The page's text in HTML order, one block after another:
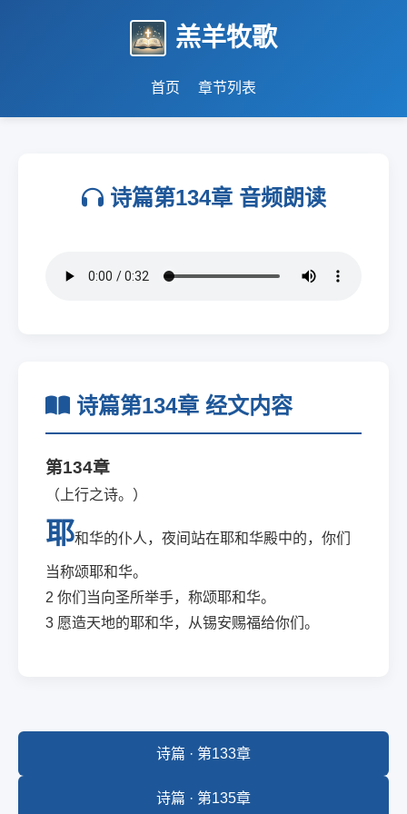
羔羊牧歌
首页 章节列表
诗篇第134章 音频朗读
诗篇第134章 经文内容
第134章
（上行之诗。）
耶和华的仆人，夜间站在耶和华殿中的，你们
当称颂耶和华。
2 你们当向圣所举手，称颂耶和华。
3 愿造天地的耶和华，从锡安赐福给你们。
诗篇 · 第133章
诗篇 · 第135章